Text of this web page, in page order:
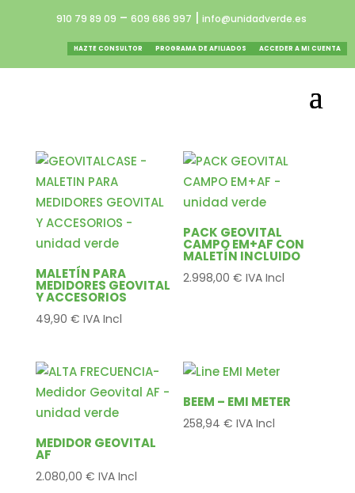
910 79 89 09 – 609 686 997 info@unidadverde.es
HAZTE CONSULTOR PROGRAMA DE AFILIADOS ACCEDER A MI CUENTA
MALETÍN PARA
MEDIDORES GEOVITAL
Y ACCESORIOS
49,90 € IVA Incl
PACK GEOVITAL
CAMPO EM+AF CON
MALETÍN INCLUIDO
2.998,00€ IVA Incl
MEDIDOR GEOVITAL
AF
2.080,00 € IVA Incl
BEEM – EMI METER
258,94€ IVA Incl